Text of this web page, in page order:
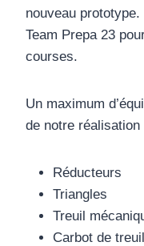
nouveau
Team Prepa 23
courses.
Un maximum
de notre réalisation
Réducteurs
Triangles
Treuil
Carbot de treuil